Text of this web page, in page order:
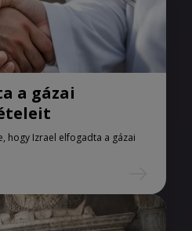
a gázai
hogy Izrael elfogadta a gázai